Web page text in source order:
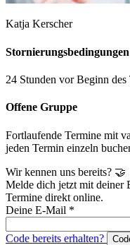
Katja Kerscher
Stornierungsbedingungen
24 Stunden vor Beginn des
Offene Gruppe
Fortlaufende Termine mit
jeden Termin einzeln
Wir kennen uns bereits? 🤝
Melde dich jetzt mit deiner
Termine direkt online.
Deine E-Mail *
Code bereits erhalten?